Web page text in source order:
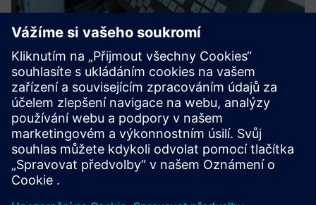
HR Sync for Opcenter APS
This enhancement brings a new perspective and dimension
to traditional planning, enabling an accurate assignment of
specific operators to their designated machines, which is
specially useful in cellular manufacturing. It leverages...
Další informace